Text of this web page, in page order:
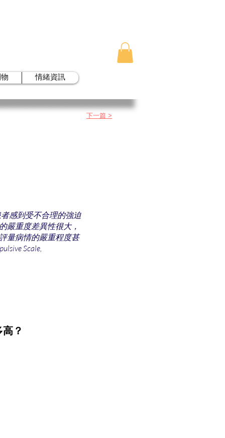
情緒資訊
下一篇 >
者感到受不合理的強迫
嚴重度差異性很大，
量病情的嚴重程度甚
Scale,
？